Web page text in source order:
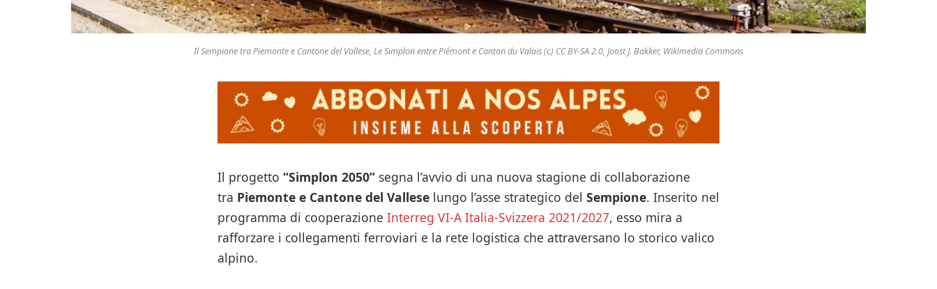
Il Sempione tra Piemonte e Cantone del Vallese, Le Simplon entre Piémont e Canton du Valais (c) CC BY-SA 2.0, Joost J. Bakker, Wikimedia Commons
Il progetto “Simplon 2050” segna l’avvio di una nuova stagione di collaborazione
tra Piemonte e Cantone del Vallese lungo l’asse strategico del Sempione. Inserito nel
programma di cooperazione Interreg VI-A Italia-Svizzera 2021/2027, esso mira a
rafforzare i collegamenti ferroviari e la rete logistica che attraversano lo storico valico
alpino.